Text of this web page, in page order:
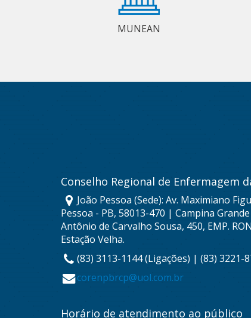
MUNEAN
Conselho Regional de Enfermagem
João Pessoa (Sede): Av. Maximiano
Pessoa - PB, 58013-470 | Campina
Antônio de Carvalho Sousa, 450, EMP.
Estação Velha.
(83) 3113-1144 (Ligações) | (83) 3221-
corenpbrcp@uol.com.br
Horário de atendimento ao público